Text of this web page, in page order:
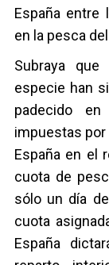
España entre
en la pesca
Subraya
especie han
padecido
impuestas por
España en el
cuota de
sólo un día
cuota
España